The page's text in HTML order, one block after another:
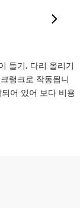
니다. 본체는 ABS
용량 수납을 위한
다. 색상과 기능은